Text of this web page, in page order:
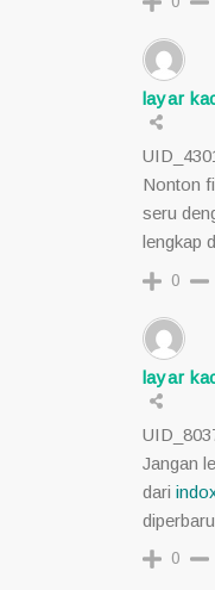
layar
Nonton
seru
lengkap
0
layar
Jangan
dari
0